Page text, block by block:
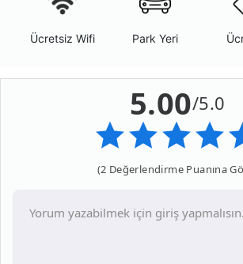
Ücretsiz Wifi Park Yeri
5.00/5.0
(2 Değerlendirme Puanına